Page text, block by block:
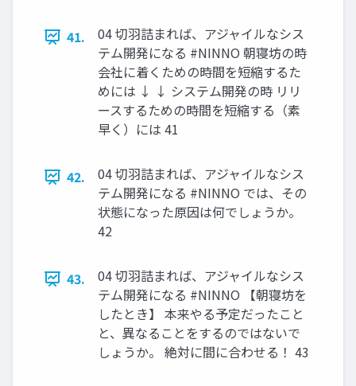
41.
04 切羽詰まれば、アジャイルなシス
テム開発になる #NINNO 朝寝坊の時
会社に着くための時間を短縮するた
めには ↓ ↓ システム開発の時 リリ
ースするための時間を短縮する（素
早く）には 41
42.
04 切羽詰まれば、アジャイルなシス
テム開発になる #NINNO では、その
状態になった原因は何でしょうか。
42
43.
04 切羽詰まれば、アジャイルなシス
テム開発になる #NINNO 【朝寝坊を
したとき】 本来やる予定だったこと
と、異なることをするのではないで
しょうか。 絶対に間に合わせる！ 43